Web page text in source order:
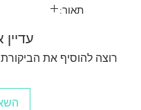
תאור:
עדיין
רוצה להוסיף את